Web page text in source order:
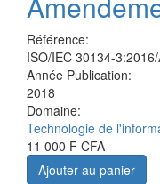
Référence:
ISO/IEC 30134-
Année Publication:
2018
Domaine:
Technologie de
11 000 F CFA
Ajouter au panier